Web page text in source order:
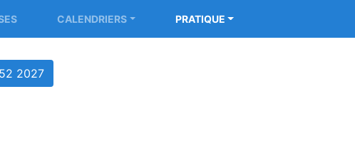
CALENDRIERS PRATIQUE
2027